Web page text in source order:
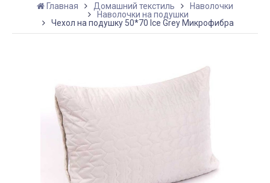
Главная Домашний текстиль
Наволочки
Наволочки на подушки
Чехол на подушку 50*70 Ice Grey Микрофибра